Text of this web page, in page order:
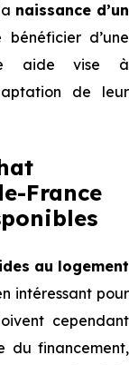
naissance d’un
d’une
aide vise à
de leur
France
au logement
intéressant pour
cependant
du financement,